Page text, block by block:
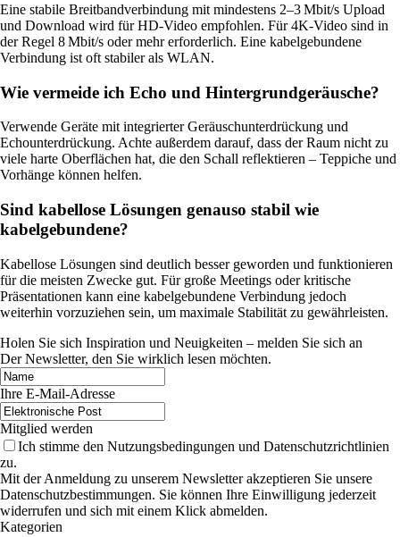
Eine stabile Breitbandverbindung mit mindestens 2–3 Mbit/s Upload
und Download wird für HD-Video empfohlen. Für 4K-Video sind in
der Regel 8 Mbit/s oder mehr erforderlich. Eine kabelgebundene
Verbindung ist oft stabiler als WLAN.
Wie vermeide ich Echo und Hintergrundgeräusche?
Verwende Geräte mit integrierter Geräuschunterdrückung und
Echounterdrückung. Achte außerdem darauf, dass der Raum nicht zu
viele harte Oberflächen hat, die den Schall reflektieren – Teppiche und
Vorhänge können helfen.
Sind kabellose Lösungen genauso stabil wie
kabelgebundene?
Kabellose Lösungen sind deutlich besser geworden und funktionieren
für die meisten Zwecke gut. Für große Meetings oder kritische
Präsentationen kann eine kabelgebundene Verbindung jedoch
weiterhin vorzuziehen sein, um maximale Stabilität zu gewährleisten.
Holen Sie sich Inspiration und Neuigkeiten – melden Sie sich an
Der Newsletter, den Sie wirklich lesen möchten.
Ihre E-Mail-Adresse
Mitglied werden
Ich stimme den Nutzungsbedingungen und Datenschutzrichtlinien
zu.
Mit der Anmeldung zu unserem Newsletter akzeptieren Sie unsere
Datenschutzbestimmungen. Sie können Ihre Einwilligung jederzeit
widerrufen und sich mit einem Klick abmelden.
Kategorien